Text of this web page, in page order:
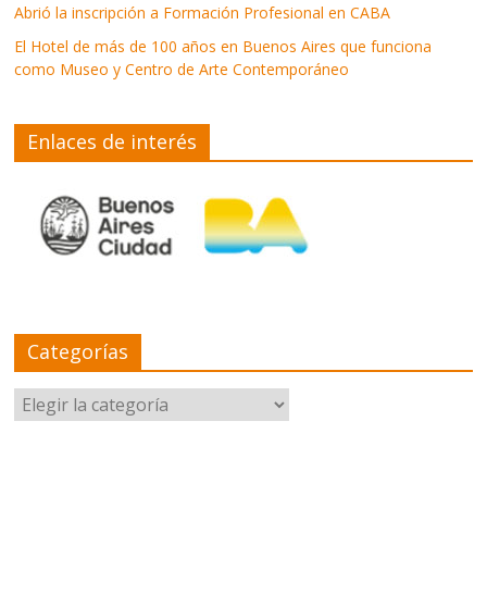
Abrió la inscripción a Formación Profesional en CABA
El Hotel de más de 100 años en Buenos Aires que funciona
como Museo y Centro de Arte Contemporáneo
Enlaces de interés
Categorías
Categorías